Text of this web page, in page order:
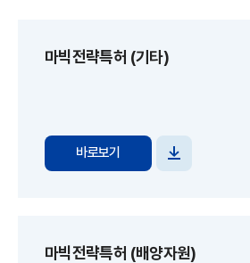
마빅전략특허 (기타)
바로보기
파일
마빅전략특허 (배양자원)